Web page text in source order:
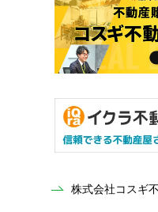
株式会社コスギ